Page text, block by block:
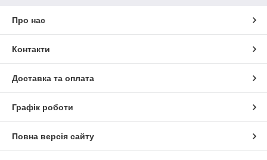
Про нас
Контакти
Доставка та оплата
Графік роботи
Повна версія сайту